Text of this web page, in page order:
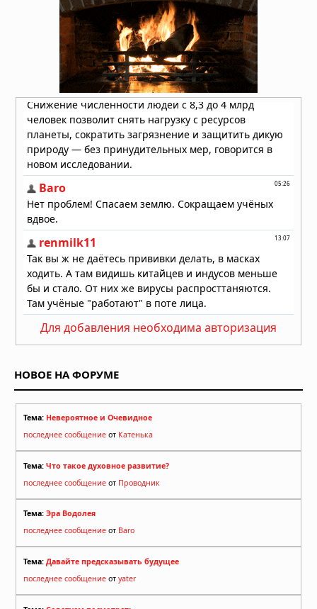
Лесные пожары объявлены
«угрозой национальной
безопасности» в Европе, пламя
распространилось на Грецию и
Великобританию
30.07.2026 в 13:57
Бразилию накрыли мощные
ураганы: пять человек погибли,
тысячи людей не смогли добраться
до дома
30.07.2026 в 12:02
Землетрясение в Японии: число
ищут выживших
Для добавления необходима авторизация
НОВОЕ НА ФОРУМЕ
Тема: Невероятное и Очевидное
последнее сообщение от Катенька
Тема: Что такое духовное развитие?
последнее сообщение от Проводник
Тема: Эра Водолея
последнее сообщение от Baro
Тема: Давайте предсказывать будущее
последнее сообщение от yater